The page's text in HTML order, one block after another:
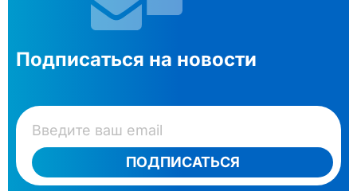
Подписаться на новости
ПОДПИСАТЬСЯ